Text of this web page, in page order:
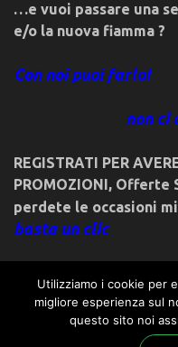
…e vuoi passare una
e/o la nuova fiamma ?
Con noi puoi farlo!
non ci
REGISTRATI PER
PROMOZIONI, Offerte
perdete le occasioni
basta un clic
© 2018friulivg.it. -*- By
admin@st-
Utilizziamo i cookie per
migliore esperienza sul
questo sito noi